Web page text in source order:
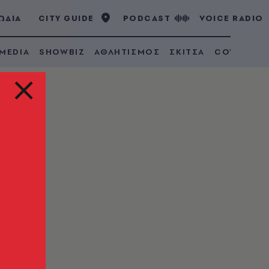
CITY GUIDE PODCAST VOICE RADIO
SHOWBIZ ΑΘΛΗΤΙΣΜΟΣ ΣΚΙΤΣΑ COVID 19